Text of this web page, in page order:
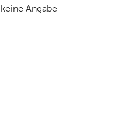
keine Angabe